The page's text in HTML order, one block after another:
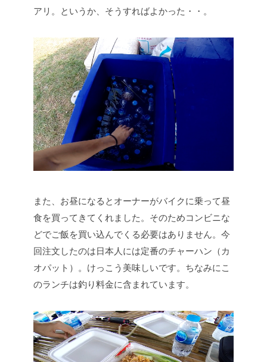
アリ。というか、そうすればよかった・・。
また、お昼になるとオーナーがバイクに乗って昼
食を買ってきてくれました。そのためコンビニな
どでご飯を買い込んでくる必要はありません。今
回注文したのは日本人には定番のチャーハン（カ
オパット）。けっこう美味しいです。ちなみにこ
のランチは釣り料金に含まれています。